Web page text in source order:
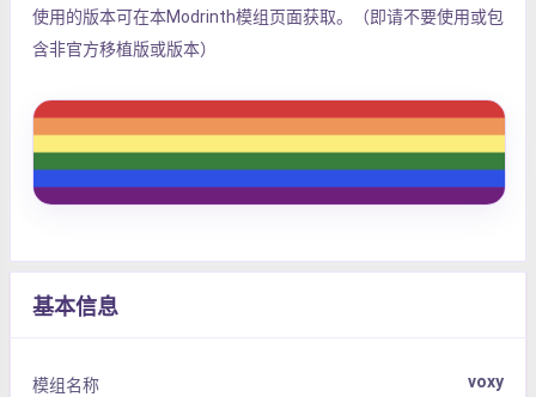
使用的版本可在本Modrinth模组页面获取。（即请不要使用或包
含非官方移植版或版本）
基本信息
模组名称 voxy